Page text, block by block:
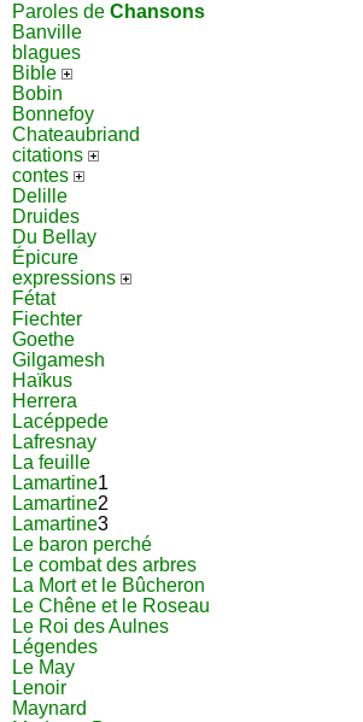
Paroles de Chansons
Banville
blagues
Bible
Bobin
Bonnefoy
Chateaubriand
citations
contes
Delille
Druides
Du Bellay
Épicure
expressions
Fétat
Fiechter
Goethe
Gilgamesh
Haïkus
Herrera
Lacéppede
Lafresnay
La feuille
Lamartine1
Lamartine2
Lamartine3
Le baron perché
Le combat des arbres
La Mort et le Bûcheron
Le Chêne et le Roseau
Le Roi des Aulnes
Légendes
Le May
Lenoir
Maynard